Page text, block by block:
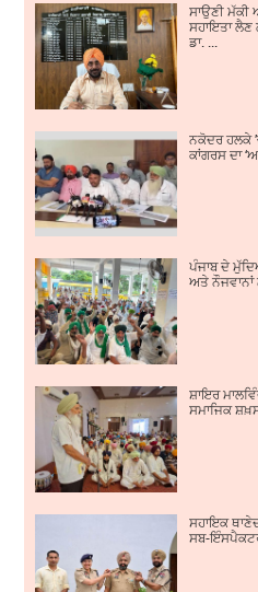
ਸਾਉਣੀ ਮੱਕੀ
ਸਹਾਇਤਾ ਲੈਣ
ਡਾ. ...
ਨਕੋਦਰ ਹਲਕੇ
ਕਾਂਗਰਸ ਦਾ
ਪੰਜਾਬ ਦੇ
ਅਤੇ ਨੌਜਵਾਨਾਂ
ਸ਼ਾਇਰ
ਸਮਾਜਿਕ
ਸਹਾਇਕ
ਸਬ-